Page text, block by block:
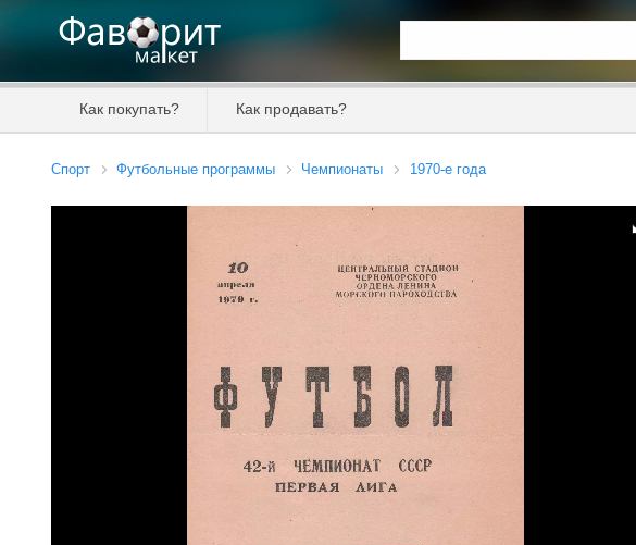
Как покупать? Как продавать?
Спорт Футбольные программы Чемпионаты 1970-е года